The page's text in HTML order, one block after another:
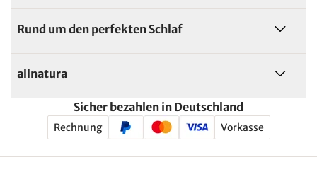
Rund um den perfekten Schlaf
allnatura
Sicher bezahlen in Deutschland
Rechnung Vorkasse